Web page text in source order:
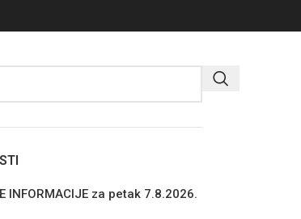
INFORMACIJE za petak 7.8.2026.